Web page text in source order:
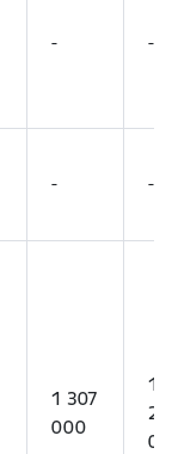
- -
- -
1 307
000
1